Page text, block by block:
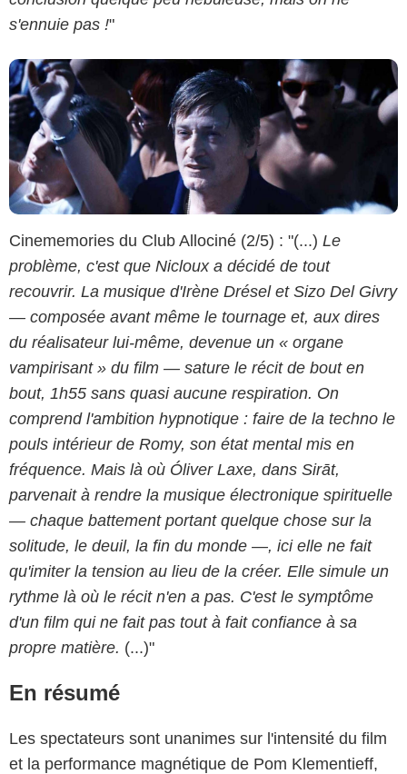
s'ennuie pas !"
Cinememories du Club Allociné (2/5) : "(...) Le
problème, c'est que Nicloux a décidé de tout
recouvrir. La musique d'Irène Drésel et Sizo Del Givry
— composée avant même le tournage et, aux dires
du réalisateur lui-même, devenue un « organe
vampirisant » du film — sature le récit de bout en
bout, 1h55 sans quasi aucune respiration. On
comprend l'ambition hypnotique : faire de la techno le
pouls intérieur de Romy, son état mental mis en
fréquence. Mais là où Óliver Laxe, dans Sirāt,
parvenait à rendre la musique électronique spirituelle
— chaque battement portant quelque chose sur la
solitude, le deuil, la fin du monde —, ici elle ne fait
qu'imiter la tension au lieu de la créer. Elle simule un
rythme là où le récit n'en a pas. C'est le symptôme
d'un film qui ne fait pas tout à fait confiance à sa
propre matière. (...)"
En résumé
Les spectateurs sont unanimes sur l'intensité du film
et la performance magnétique de Pom Klementieff,